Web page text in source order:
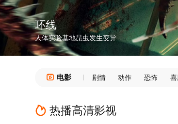
环线
人体实验基地昆虫发生变异
 电影 剧情 动作 恐怖 喜
 热播高清影视